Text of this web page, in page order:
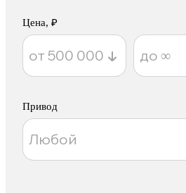
Цена, ₽
Привод